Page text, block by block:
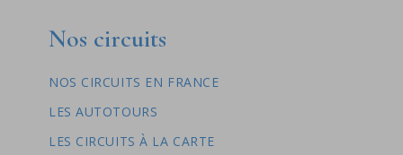
Nos circuits
NOS CIRCUITS EN FRANCE
LES AUTOTOURS
LES CIRCUITS À LA CARTE